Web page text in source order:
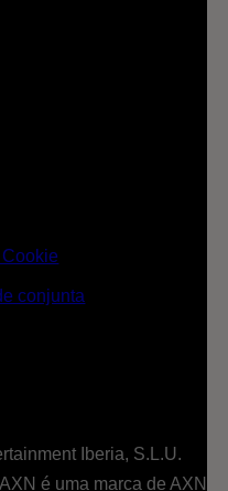
conjunta
Iberia, S.L.U.
é uma marca de AXN